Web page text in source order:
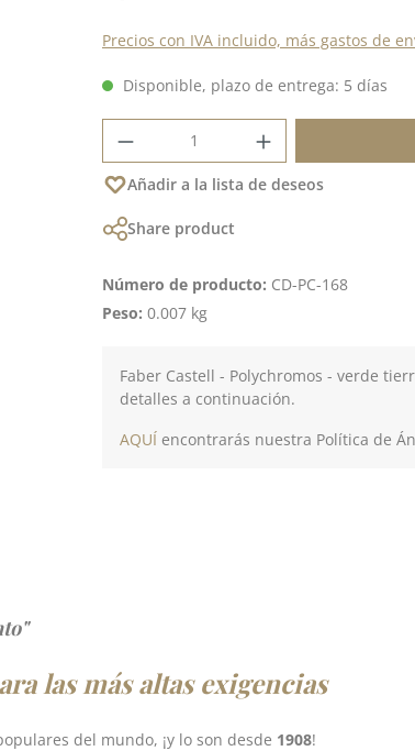
Precios con IVA incluido, más gastos de
Disponible, plazo de entrega: 5 días
Cantidad del producto:
Añadir a la lista de deseos
Share product
Número de producto: CD-PC-168
Peso: 0.007 kg
Faber Castell - Polychromos - verde
detalles a continuación.
AQUÍ encontrarás nuestra Política de
las más altas exigencias
del mundo, ¡y lo son desde 1908!